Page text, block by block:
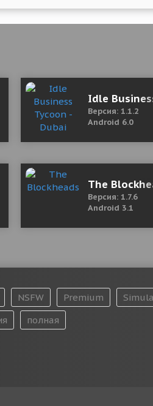
games 1.0.1 Mod
Idle
Версия: 1.1.2
Android 6.0
Мод (полная версия)
The
Версия: 1.7.6
Android 3.1
NSFW Premium
полная